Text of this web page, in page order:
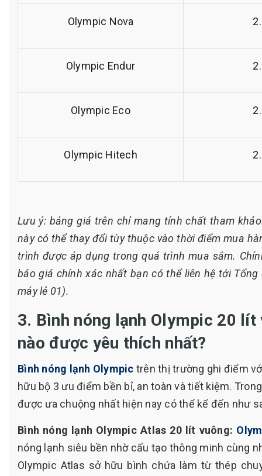
Olympic Nova
Olympic Endur
Olympic Eco
Olympic Hitech
Lưu ý: bảng giá trên chỉ mang tính chất tham
này có thể thay đổi tùy thuộc vào thời điểm mua
trình được áp dụng trong quá trình mua sắm.
báo giá chính xác nhất bạn có thể liên hệ tới
máy lẻ 01).
3. Bình nóng lạnh Olympic 20 lít
nào được yêu thích nhất?
Bình nóng lạnh Olympic trên thị trường ghi điểm
hữu bộ 3 ưu điểm bền bỉ, an toàn và tiết kiệm.
được ưa chuộng nhất hiện nay có thể kể đến như
Bình nóng lạnh Olympic Atlas 20 lít vuông:
nóng lạnh siêu bền nhờ cấu tạo thông minh cùng
Olympic Atlas sở hữu bình chứa làm từ thép